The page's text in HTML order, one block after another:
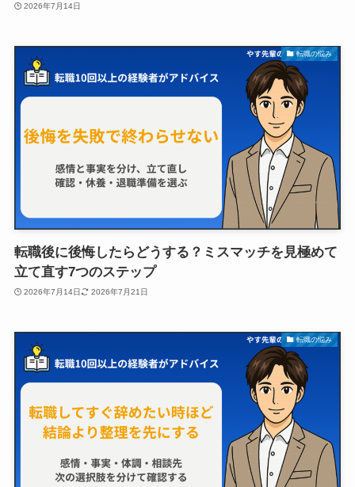
2026年7月14日
転職の悩み
転職後に後悔したらどうする？ミスマッチを見極めて
立て直す7つのステップ
2026年7月14日 2026年7月21日
転職の悩み